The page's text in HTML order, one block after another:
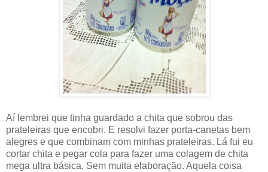
Aí lembrei que tinha guardado a chita que sobrou das
prateleiras que encobri. E resolvi fazer porta-canetas bem
alegres e que combinam com minhas prateleiras. Lá fui eu
cortar chita e pegar cola para fazer uma colagem de chita
mega ultra básica. Sem muita elaboração. Aquela coisa